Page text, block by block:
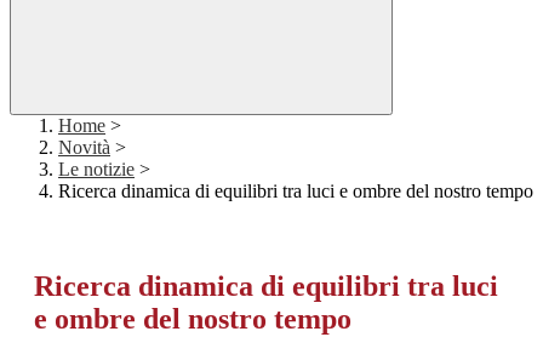
Home >
Novità >
Le notizie >
Ricerca dinamica di equilibri tra luci e ombre del nostro tempo
Ricerca dinamica di equilibri tra luci
e ombre del nostro tempo